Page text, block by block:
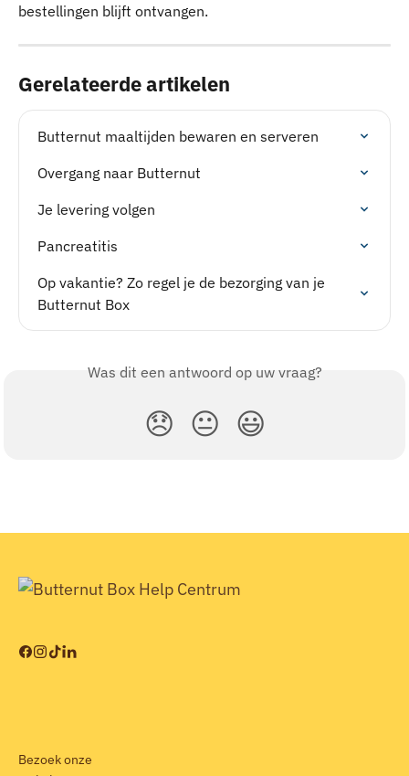
bestellingen blijft ontvangen.
Gerelateerde artikelen
Butternut maaltijden bewaren en serveren
Overgang naar Butternut
Je levering volgen
Pancreatitis
Op vakantie? Zo regel je de bezorging van je
Butternut Box
Was dit een antwoord op uw vraag?
😞 😐 😃
Bezoek onze